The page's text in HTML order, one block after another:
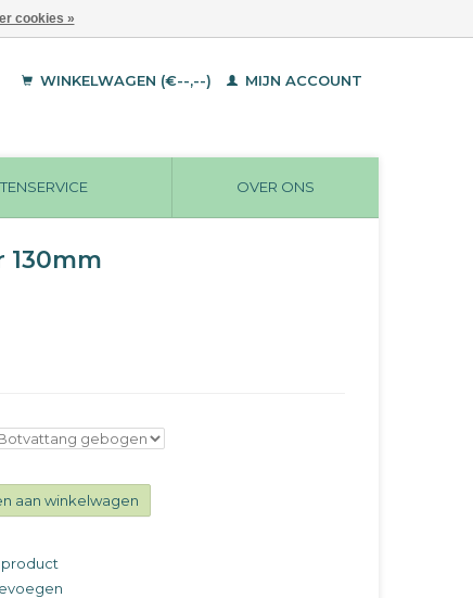
WINKELWAGEN (€--,--) MIJN ACCOUNT
OVER ONS
aan winkelwagen
product
cookies »